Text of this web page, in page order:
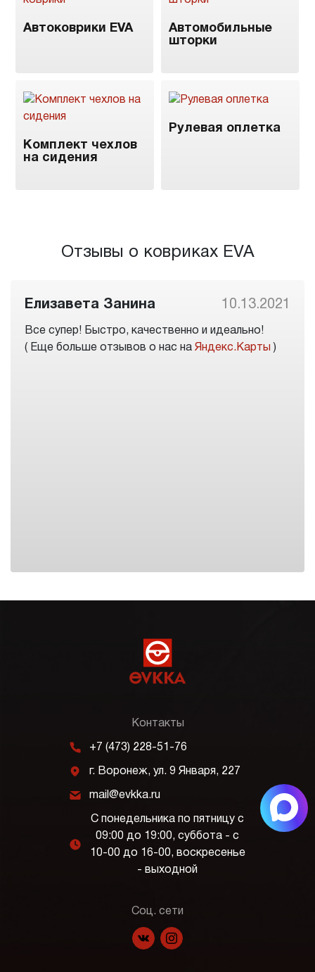
Автоковрики EVA
Автомобильные
шторки
Комплект чехлов
на сидения
Рулевая оплетка
Отзывы о ковриках EVA
Елизавета Занина 10.13.2021
Все супер! Быстро, качественно и идеально!
( Еще больше отзывов о нас на Яндекс.Карты )
Контакты
m +7 (473) 228-51-76
j г. Воронеж, ул. 9 Января, 227
k mail@evkka.ru
l
С понедельника по пятницу с
09:00 до 19:00, суббота - с
10-00 до 16-00, воскресенье
- выходной
Соц. сети
f p